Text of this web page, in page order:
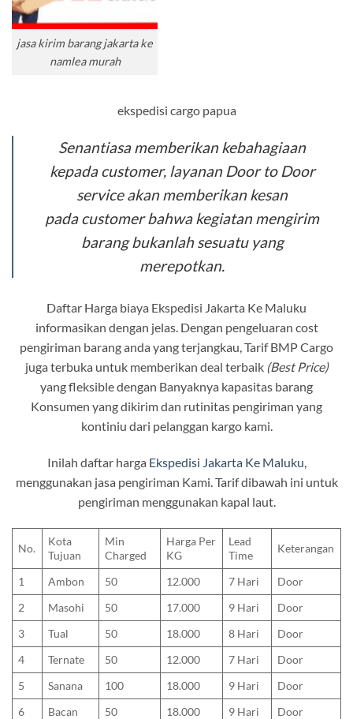
jasa kirim barang jakarta ke
namlea murah
ekspedisi cargo papua
Senantiasa memberikan kebahagiaan
kepadacustomer, layanan Door to Door
serviceakan memberikan kesan
padacustomerbahwa kegiatan mengirim
barang bukanlah sesuatu yang
merepotkan.
Daftar Harga biaya Ekspedisi Jakarta Ke Maluku
informasikan dengan jelas. Dengan pengeluaran cost
pengiriman barang anda yang terjangkau, Tarif BMP Cargo
juga terbuka untuk memberikan deal terbaik (Best Price)
yang fleksible dengan Banyaknya kapasitas barang
Konsumen yang dikirim dan rutinitas pengiriman yang
kontiniu dari pelanggan kargo kami.
Inilah daftar harga Ekspedisi Jakarta Ke Maluku,
menggunakan jasa pengiriman Kami. Tarif dibawah ini untuk
pengiriman menggunakan kapal laut.
No.
Kota
Tujuan
Min
Charged
Harga Per
KG
Lead
Time
Keterangan
1 Ambon 50 12.000 7 Hari
Door
2
Masohi 50 17.000 9 Hari
Door
3
Tual 50 18.000 8 Hari
Door
4
Ternate 50 12.000 7 Hari
Door
5
Sanana 100 18.000 9 Hari
Door
6
Bacan 50 18.000 9 Hari
Door